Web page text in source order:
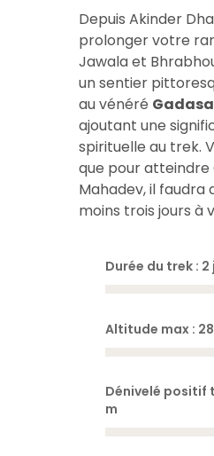
Depuis Akinder
prolonger votre
Jawala et
un sentier
au vénéré
ajoutant une
spirituelle au trek.
que pour atteindre
Mahadev, il faudra
moins trois jours à
Durée du trek : 2
Altitude max :
Dénivelé positif
m